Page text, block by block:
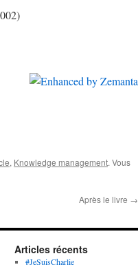
, Knowledge management. Vous
Après le livre →
Articles récents
#JeSuisCharlie